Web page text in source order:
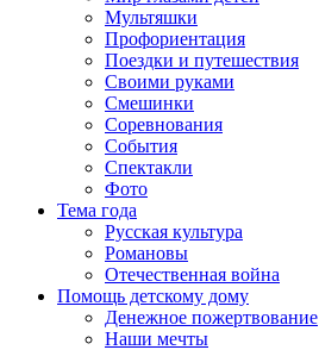
Мультяшки
Профориентация
Поездки и путешествия
Своими руками
Смешинки
Соревнования
События
Спектакли
Фото
Тема года
Русская культура
Романовы
Отечественная война
Помощь детскому дому
Денежное пожертвование
Наши мечты